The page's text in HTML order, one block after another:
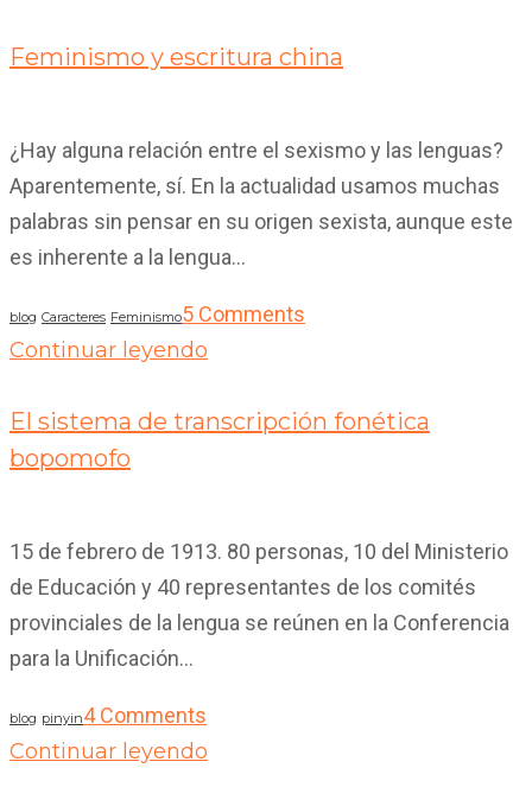
Feminismo y escritura china
¿Hay alguna relación entre el sexismo y las lenguas?
Aparentemente, sí. En la actualidad usamos muchas
palabras sin pensar en su origen sexista, aunque este
es inherente a la lengua...
blog Caracteres Feminismo5 Comments
Continuar leyendo
El sistema de transcripción fonética
bopomofo
15 de febrero de 1913. 80 personas, 10 del Ministerio
de Educación y 40 representantes de los comités
provinciales de la lengua se reúnen en la Conferencia
para la Unificación...
blog pinyin4 Comments
Continuar leyendo